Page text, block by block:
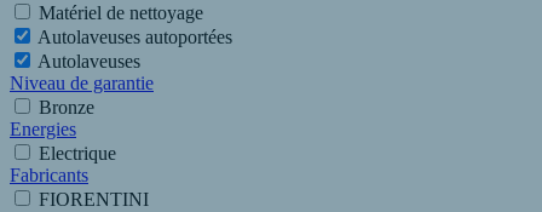
Matériel de nettoyage
Autolaveuses autoportées
Autolaveuses
Niveau de garantie
Bronze
Energies
Electrique
Fabricants
FIORENTINI